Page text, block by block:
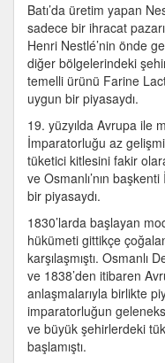
Batı’da üretim yapan
sadece bir ihracat
Henri Nestlé’nin önde
diğer bölgelerindeki
temelli ürünü Farine
uygun bir piyasaydı.
19. yüzyılda Avrupa ile
İmparatorluğu az
tüketici kitlesini fakir
ve Osmanlı’nın
bir piyasaydı.
1830’larda başlayan
hükümeti gittikçe
karşılaşmıştı. Osmanlı
ve 1838’den itibaren
anlaşmalarıyla birlikte
imparatorluğun
ve büyük şehirlerdeki
başlamıştı.